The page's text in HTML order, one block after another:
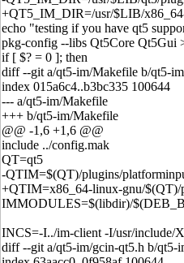
+QT5_IM_DIR=/usr/$LIB/
echo "testing if you have qt5
pkg-config --libs Qt5Core Qt5Gui
if [ $? = 0 ]; then
diff --git a/qt5-im/Makefile b/qt5-
index 015a6c4..b3bc335 100644
--- a/qt5-im/Makefile
+++ b/qt5-im/Makefile
@@ -1,6 +1,6 @@
include ../config.mak
QT=qt5
-QTIM=$(QT)/plugins/
+QTIM=x86_64-linux-gnu/$(QT)/
IMMODULES=$(libdir)/
INCS=-I../im-client -I/usr/include/
diff --git a/qt5-im/gcin-qt5.h b/qt5-